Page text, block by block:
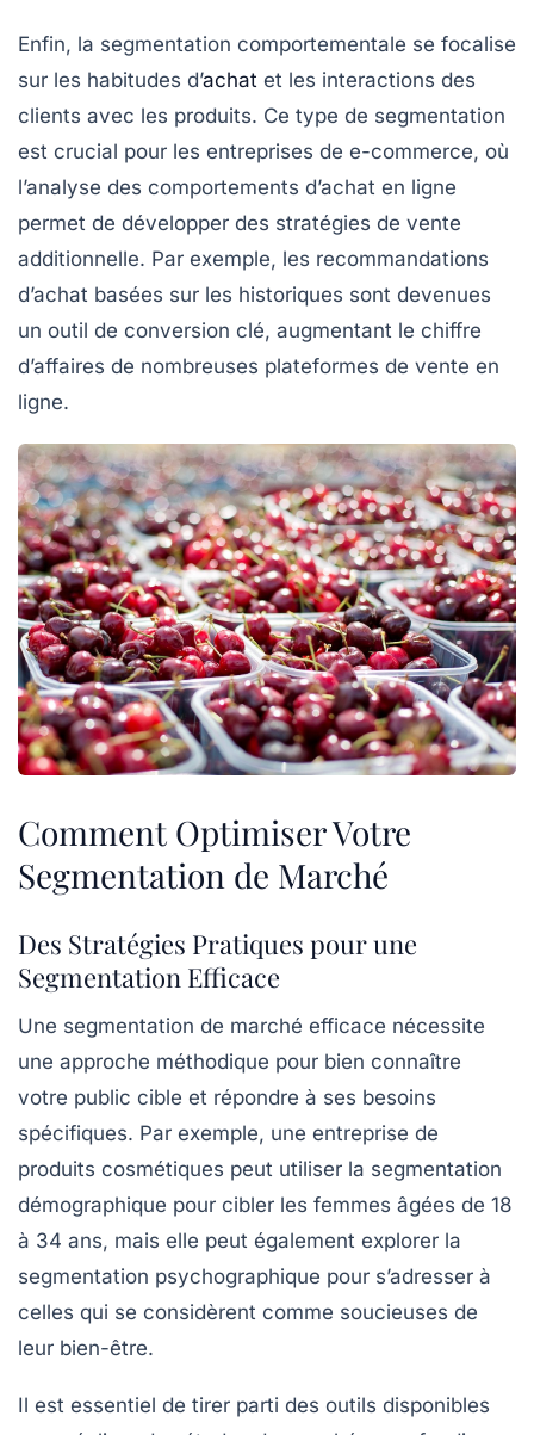
Enfin, la segmentation comportementale se focalise
sur les habitudes d’achat et les interactions des
clients avec les produits. Ce type de segmentation
est crucial pour les entreprises de e-commerce, où
l’analyse des comportements d’achat en ligne
permet de développer des stratégies de vente
additionnelle. Par exemple, les recommandations
d’achat basées sur les historiques sont devenues
un outil de conversion clé, augmentant le chiffre
d’affaires de nombreuses plateformes de vente en
ligne.
Comment Optimiser Votre
Segmentation de Marché
Des Stratégies Pratiques pour une
Segmentation Efficace
Une segmentation de marché efficace nécessite
une approche méthodique pour bien connaître
votre public cible et répondre à ses besoins
spécifiques. Par exemple, une entreprise de
produits cosmétiques peut utiliser la segmentation
démographique pour cibler les femmes âgées de 18
à 34 ans, mais elle peut également explorer la
segmentation psychographique pour s’adresser à
celles qui se considèrent comme soucieuses de
leur bien-être.
Il est essentiel de tirer parti des outils disponibles